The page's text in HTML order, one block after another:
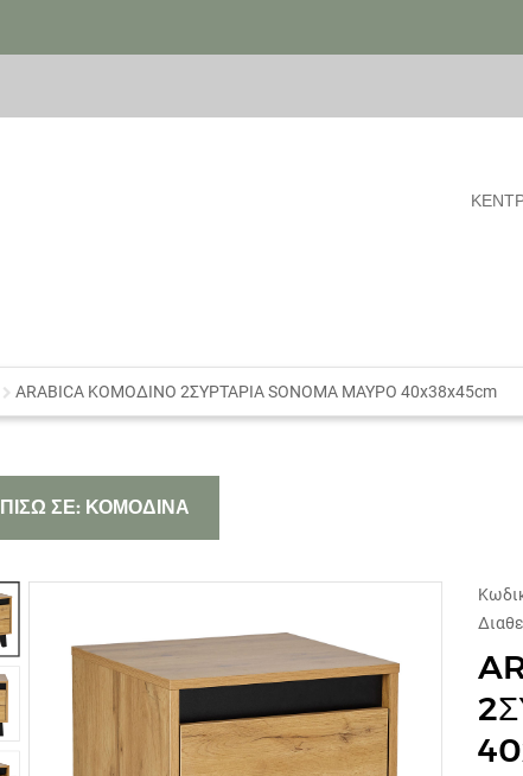
ARABICA ΚΟΜΟΔΙΝΟ 2ΣΥΡΤΑΡΙΑ SONOMA ΜΑΥΡΟ 40x38x45cm
ΠΙΣΩ ΣΕ: ΚΟΜΟΔΙΝΑ